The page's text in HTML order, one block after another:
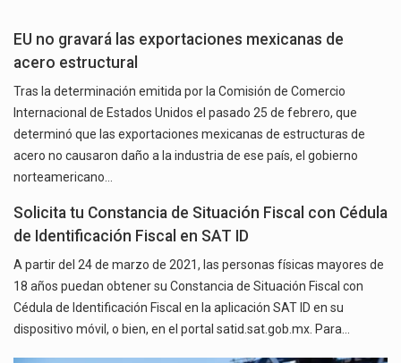
EU no gravará las exportaciones mexicanas de
acero estructural
Tras la determinación emitida por la Comisión de Comercio
Internacional de Estados Unidos el pasado 25 de febrero, que
determinó que las exportaciones mexicanas de estructuras de
acero no causaron daño a la industria de ese país, el gobierno
norteamericano…
Solicita tu Constancia de Situación Fiscal con Cédula
de Identificación Fiscal en SAT ID
A partir del 24 de marzo de 2021, las personas físicas mayores de
18 años puedan obtener su Constancia de Situación Fiscal con
Cédula de Identificación Fiscal en la aplicación SAT ID en su
dispositivo móvil, o bien, en el portal satid.sat.gob.mx. Para…